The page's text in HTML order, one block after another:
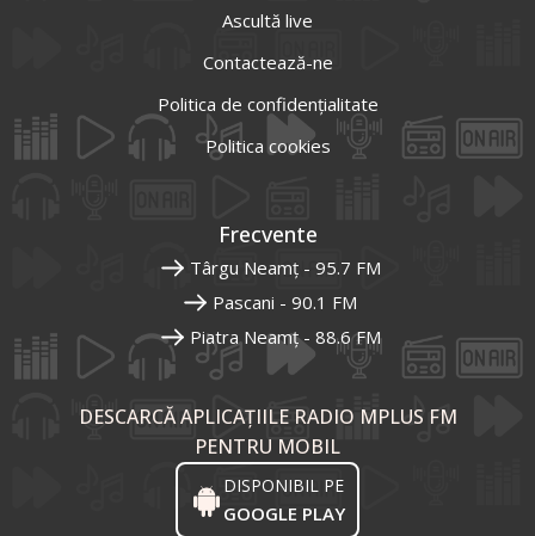
Ascultă live
Contactează-ne
Politica de confidențialitate
Politica cookies
Frecvente
Târgu Neamț - 95.7 FM
Pascani - 90.1 FM
Piatra Neamț - 88.6 FM
DESCARCĂ APLICAȚIILE RADIO MPLUS FM
PENTRU MOBIL
DISPONIBIL PE
GOOGLE PLAY